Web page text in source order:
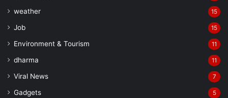
weather 15
Job 15
Environment & Tourism 11
dharma 11
Viral News 7
Gadgets 5